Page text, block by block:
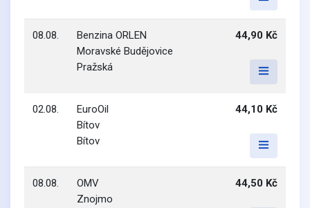
08.08.
Benzina ORLEN
Moravské Budějovice
Pražská
44,90 Kč
02.08.
EuroOil
Bítov
Bítov
44,10 Kč
08.08.
OMV
Znojmo
44,50 Kč